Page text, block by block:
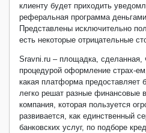
клиенту будет приходить
реферальная программа
Представлены исключительно
есть некоторые отрицательные
Sravni.ru – площадка, сделанная,
процедурой оформление страх-
какая платформа предоставляет
легко решат разные финансовые
компания, которая пользуется
развивается, как единственный
банковских услуг, по подборе